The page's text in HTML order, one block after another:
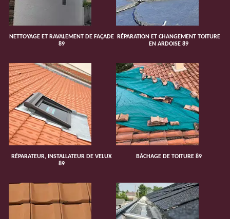
NETTOYAGE ET RAVALEMENT DE FAÇADE
89
RÉPARATION ET CHANGEMENT TOITURE
EN ARDOISE 89
RÉPARATEUR, INSTALLATEUR DE VELUX
89
BÂCHAGE DE TOITURE 89